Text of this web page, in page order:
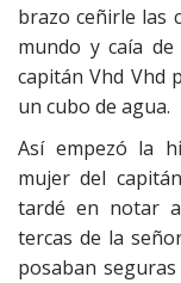
brazo ceñirle las
mundo y caía
capitán Vhd Vhd
un cubo de agua.
Así empezó la
mujer del
tardé en notar
tercas de la
posaban